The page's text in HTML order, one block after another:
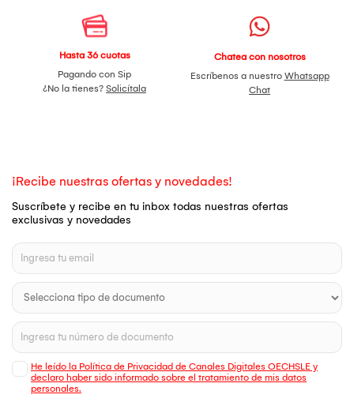
Hasta 36 cuotas
Pagando con Sip
¿No la tienes? Solicítala
Chatea con nosotros
Escríbenos a nuestro Whatsapp
Chat
¡Recibe nuestras ofertas y novedades!
Suscríbete y recibe en tu inbox todas nuestras ofertas
exclusivas y novedades
He leído la Política de Privacidad de Canales Digitales OECHSLE y
declaro haber sido informado sobre el tratamiento de mis datos
personales.